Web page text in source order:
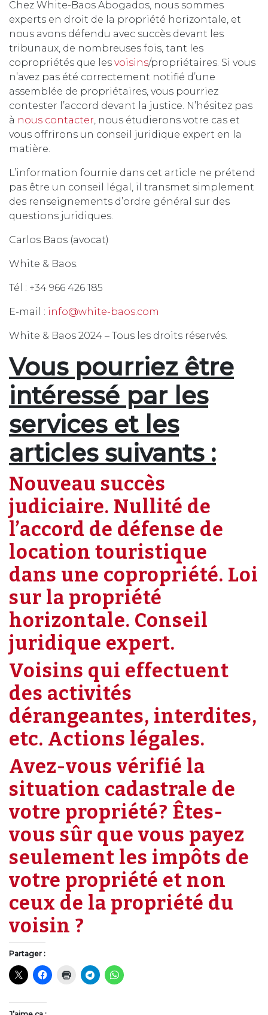
Chez White-Baos Abogados, nous sommes
experts en droit de la propriété horizontale, et
nous avons défendu avec succès devant les
tribunaux, de nombreuses fois, tant les
copropriétés que les voisins/propriétaires. Si vous
n’avez pas été correctement notifié d’une
assemblée de propriétaires, vous pourriez
contester l’accord devant la justice. N’hésitez pas
à nous contacter , nous étudierons votre cas et
vous offrirons un conseil juridique expert en la
matière.
L’information fournie dans cet article ne prétend
pas être un conseil légal, il transmet simplement
des renseignements d’ordre général sur des
questions juridiques.
Carlos Baos (avocat)
White & Baos.
Tél : +34 966 426 185
E-mail : info@white-baos.com
White & Baos 2024 – Tous les droits réservés.
Vous pourriez être
intéressé par les
services et les
articles suivants :
Nouveau succès
judiciaire. Nullité de
l’accord de défense de
location touristique
dans une copropriété. Loi
sur la propriété
horizontale. Conseil
juridique expert.
Voisins qui effectuent
des activités
dérangeantes, interdites,
etc. Actions légales.
Avez-vous vérifié la
situation cadastrale de
votre propriété? Êtes-
vous sûr que vous payez
seulement les impôts de
votre propriété et non
ceux de la propriété du
voisin ?
Partager :